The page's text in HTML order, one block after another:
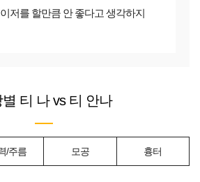
저를 할만큼 안 좋다고 생각하지
별 티 나vs티 안나
/주름 모공 흉터